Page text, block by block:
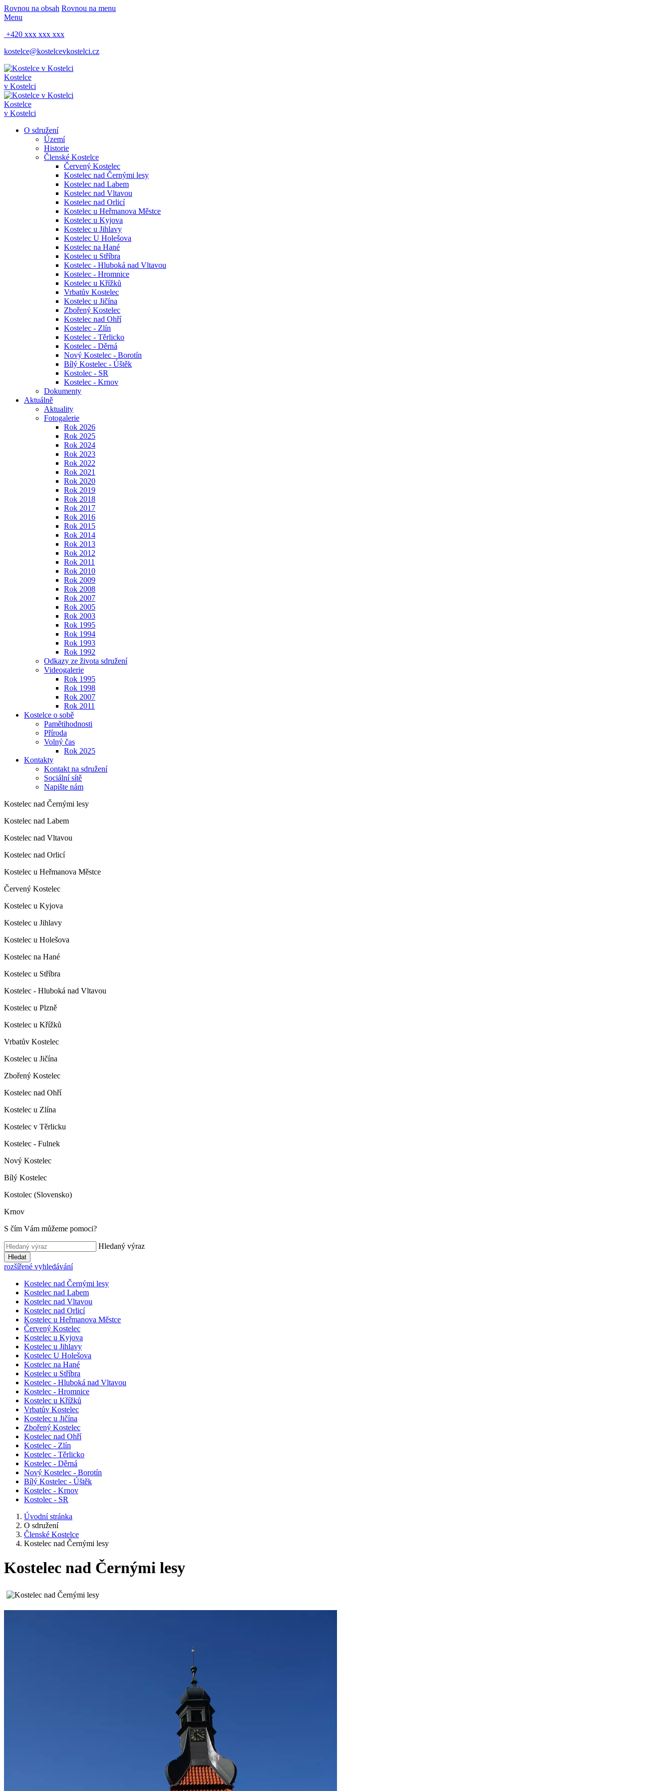
Rovnou na obsah Rovnou na menu
Menu
+420 xxx xxx xxx
kostelce@kostelcevkostelci.cz
Kostelce
v Kostelci
Kostelce
v Kostelci
O sdružení
Území
Historie
Členské Kostelce
Červený Kostelec
Kostelec nad Černými lesy
Kostelec nad Labem
Kostelec nad Vltavou
Kostelec nad Orlicí
Kostelec u Heřmanova Městce
Kostelec u Kyjova
Kostelec u Jihlavy
Kostelec U Holešova
Kostelec na Hané
Kostelec u Stříbra
Kostelec - Hluboká nad Vltavou
Kostelec - Hromnice
Kostelec u Křížků
Vrbatův Kostelec
Kostelec u Jičína
Zbořený Kostelec
Kostelec nad Ohří
Kostelec - Zlín
Kostelec - Těrlicko
Kostelec - Děrná
Nový Kostelec - Borotín
Bílý Kostelec - Úštěk
Kostolec - SR
Kostelec - Krnov
Dokumenty
Aktuálně
Aktuality
Fotogalerie
Rok 2026
Rok 2025
Rok 2024
Rok 2023
Rok 2022
Rok 2021
Rok 2020
Rok 2019
Rok 2018
Rok 2017
Rok 2016
Rok 2015
Rok 2014
Rok 2013
Rok 2012
Rok 2011
Rok 2010
Rok 2009
Rok 2008
Rok 2007
Rok 2005
Rok 2003
Rok 1995
Rok 1994
Rok 1993
Rok 1992
Odkazy ze života sdružení
Videogalerie
Rok 1995
Rok 1998
Rok 2007
Rok 2011
Kostelce o sobě
Pamětihodnosti
Příroda
Volný čas
Rok 2025
Kontakty
Kontakt na sdružení
Sociální sítě
Napište nám
Kostelec nad Černými lesy
Kostelec nad Labem
Kostelec nad Vltavou
Kostelec nad Orlicí
Kostelec u Heřmanova Městce
Červený Kostelec
Kostelec u Kyjova
Kostelec u Jihlavy
Kostelec u Holešova
Kostelec na Hané
Kostelec u Stříbra
Kostelec - Hluboká nad Vltavou
Kostelec u Plzně
Kostelec u Křížků
Vrbatův Kostelec
Kostelec u Jičína
Zbořený Kostelec
Kostelec nad Ohří
Kostelec u Zlína
Kostelec v Těrlicku
Kostelec - Fulnek
Nový Kostelec
Bílý Kostelec
Kostolec (Slovensko)
Krnov
S čím Vám můžeme pomoci?
Hledaný výraz
Hledat
rozšířené vyhledávání
Kostelec nad Černými lesy
Kostelec nad Labem
Kostelec nad Vltavou
Kostelec nad Orlicí
Kostelec u Heřmanova Městce
Červený Kostelec
Kostelec u Kyjova
Kostelec u Jihlavy
Kostelec U Holešova
Kostelec na Hané
Kostelec u Stříbra
Kostelec - Hluboká nad Vltavou
Kostelec - Hromnice
Kostelec u Křížků
Vrbatův Kostelec
Kostelec u Jičína
Zbořený Kostelec
Kostelec nad Ohří
Kostelec - Zlín
Kostelec - Těrlicko
Kostelec - Děrná
Nový Kostelec - Borotín
Bílý Kostelec - Úštěk
Kostelec - Krnov
Kostolec - SR
Úvodní stránka
O sdružení
Členské Kostelce
Kostelec nad Černými lesy
Kostelec nad Černými lesy